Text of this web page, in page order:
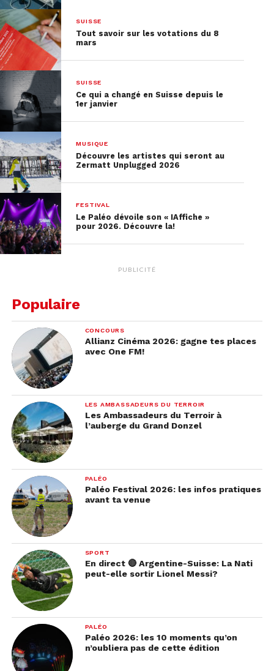
SUISSE
Tout savoir sur les votations du 8
mars
SUISSE
Ce qui a changé en Suisse depuis le
1er janvier
MUSIQUE
Découvre les artistes qui seront au
Zermatt Unplugged 2026
FESTIVAL
Le Paléo dévoile son « IAffiche »
pour 2026. Découvre la!
PUBLICITÉ
Populaire
CONCOURS
Allianz Cinéma 2026: gagne tes places
avec One FM!
LES AMBASSADEURS DU TERROIR
Les Ambassadeurs du Terroir à
l’auberge du Grand Donzel
PALÉO
Paléo Festival 2026: les infos pratiques
avant ta venue
SPORT
En direct 🔴 Argentine-Suisse: La Nati
peut-elle sortir Lionel Messi?
PALÉO
Paléo 2026: les 10 moments qu’on
n’oubliera pas de cette édition